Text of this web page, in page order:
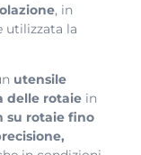
, in
utilizzata la
utensile
delle rotaie in
su rotaie fino